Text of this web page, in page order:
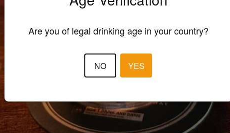
Are you of legal drinking age in your country?
NO YES